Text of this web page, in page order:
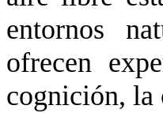
entornos
ofrecen
cognición, la